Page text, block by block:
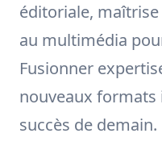
éditoriale,
au multimédia
Fusionner
nouveaux formats
succès de demain.